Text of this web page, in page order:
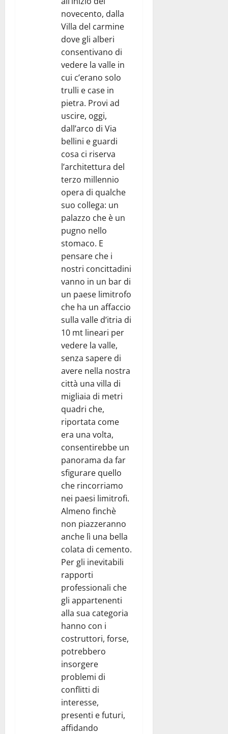
novecento, dalla
Villa del carmine
dove gli alberi
consentivano di
vedere la valle in
cui c’erano solo
trulli e case in
pietra. Provi ad
uscire, oggi,
dall’arco di Via
bellini e guardi
cosa ci riserva
l’architettura del
terzo millennio
opera di qualche
suo collega: un
palazzo che è un
pugno nello
stomaco. E
pensare che i
nostri concittadini
vanno in un bar di
un paese limitrofo
che ha un affaccio
sulla valle d’itria di
10 mt lineari per
vedere la valle,
senza sapere di
avere nella nostra
città una villa di
migliaia di metri
quadri che,
riportata come
era una volta,
consentirebbe un
panorama da far
sfigurare quello
che rincorriamo
nei paesi limitrofi.
Almeno finchè
non piazzeranno
anche lì una bella
colata di cemento.
Per gli inevitabili
rapporti
professionali che
gli appartenenti
alla sua categoria
hanno con i
costruttori, forse,
potrebbero
insorgere
problemi di
conflitti di
interesse,
presenti e futuri,
affidando